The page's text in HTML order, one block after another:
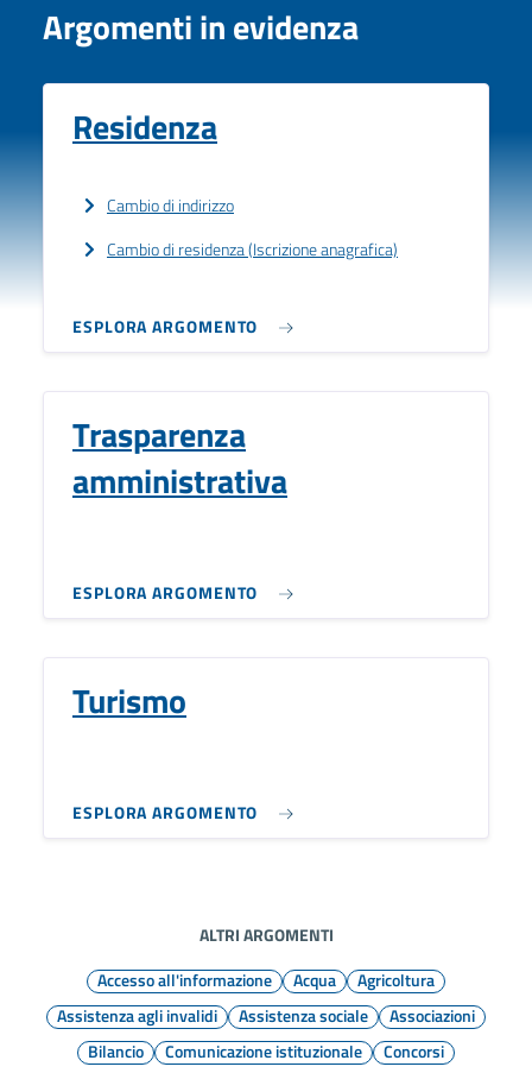
Argomenti in evidenza
Residenza
Cambio di indirizzo
Cambio di residenza (Iscrizione anagrafica)
ESPLORA ARGOMENTO
Trasparenza
amministrativa
ESPLORA ARGOMENTO
Turismo
ESPLORA ARGOMENTO
ALTRI ARGOMENTI
Accesso all'informazione
Acqua
Agricoltura
Assistenza agli invalidi
Assistenza sociale
Associazioni
Bilancio
Comunicazione istituzionale
Concorsi